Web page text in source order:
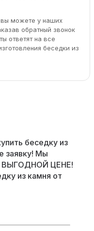
вы можете у наших
обратный звонок
ответят на все
беседки из
беседку из
заявку! Мы
ВЫГОДНОЙ ЦЕНЕ!
из камня от